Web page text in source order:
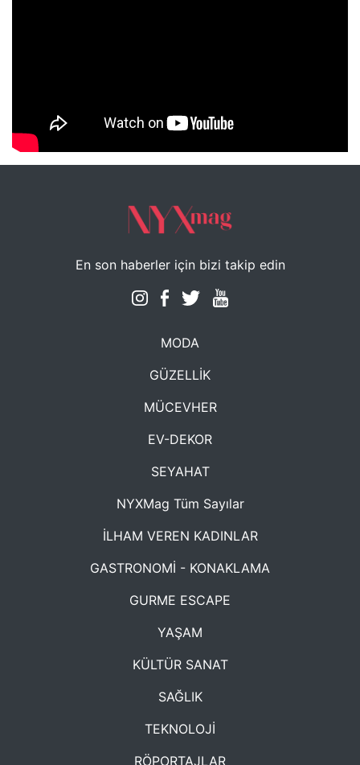
NYXmag 2. Yaş Kutlama Etkinliği
En son haberler için bizi takip edin
MODA
GÜZELLİK
MÜCEVHER
EV-DEKOR
SEYAHAT
NYXMag Tüm Sayılar
İLHAM VEREN KADINLAR
GASTRONOMİ - KONAKLAMA
GURME ESCAPE
YAŞAM
KÜLTÜR SANAT
SAĞLIK
TEKNOLOJİ
RÖPORTAJLAR